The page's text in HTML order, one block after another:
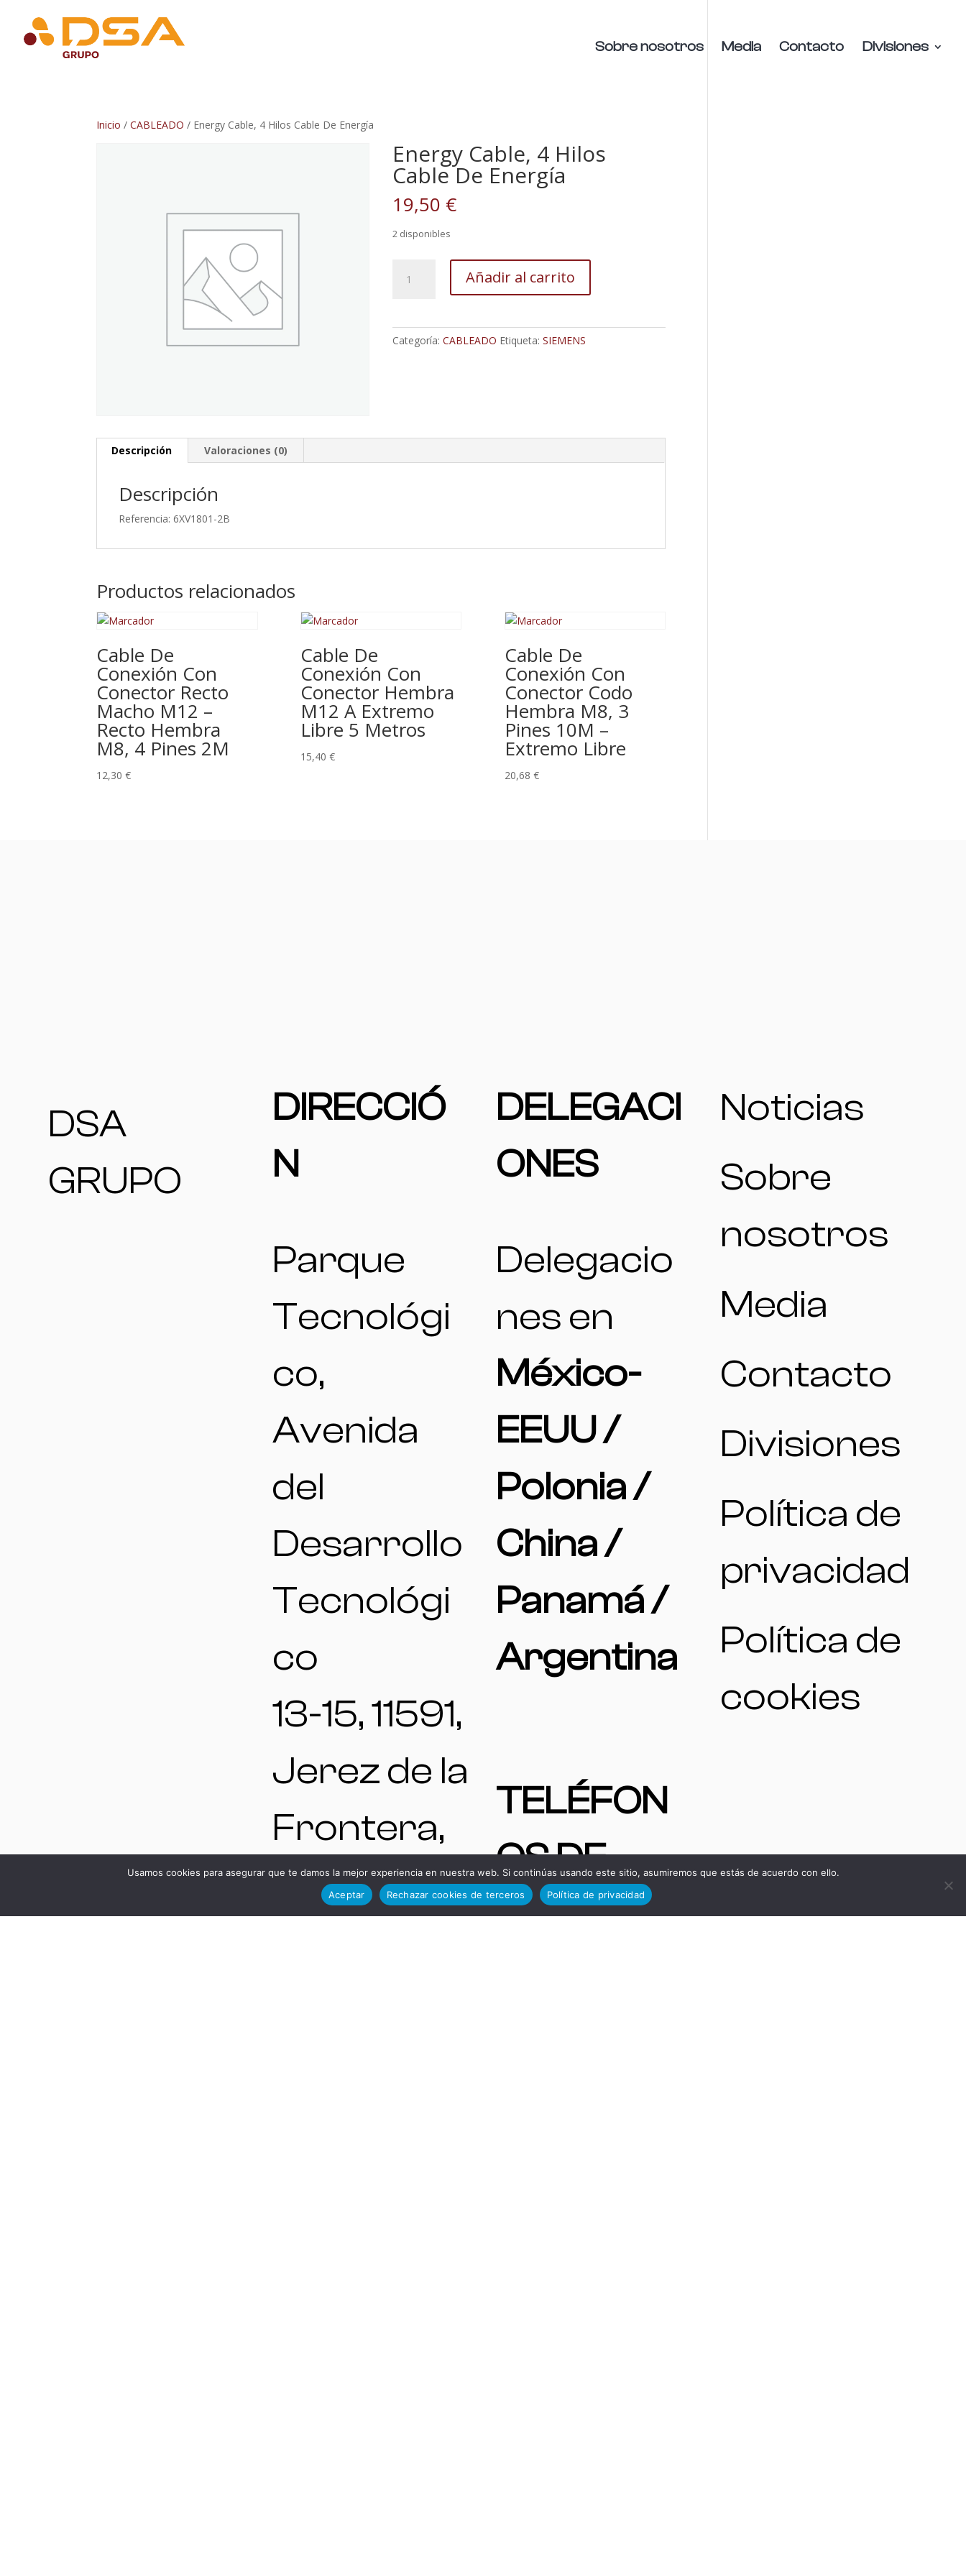
Sobre nosotros Media Contacto Divisiones
Inicio /CABLEADO / Energy Cable, 4 Hilos Cable De Energía
Energy Cable, 4 Hilos
Cable De Energía
19,50 €
2 disponibles
Cable,
Añadir al carrito
Categoría:CABLEADO Etiqueta:SIEMENS
Descripción Valoraciones (0)
Descripción
Referencia: 6XV1801-2B
Productos relacionados
Cable De
Conexión Con
Conector Recto
Macho M12 –
Recto Hembra
M8, 4 Pines 2M
12,30€
Cable De
Conexión Con
Conector Hembra
M12 A Extremo
Libre 5 Metros
15,40 €
Cable De
Conexión Con
Conector Codo
Hembra M8, 3
Pines 10M –
Extremo Libre
20,68 €
DSA
GRUPO
DIRECCIÓ
N
Parque
Tecnológi
co,
Avenida
del
Desarrollo
Tecnológi
co
13-15, 11591,
Jerez de la
Frontera,
Cádiz,
DELEGACI
ONES
Delegacio
nes en
México-
EEUU /
Polonia /
China /
Panamá /
Argentina
TELÉFON
OS DE
INTERÉS
Noticias
Sobre
nosotros
Media
Contacto
Divisiones
Política de
privacidad
Política de
cookies
Usamos cookies para asegurar que te damos la mejor experiencia en nuestra web. Si continúas usando este sitio, asumiremos que estás de acuerdo con ello.
Aceptar
Rechazar cookies de terceros Política de privacidad